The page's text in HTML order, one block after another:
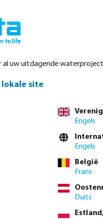
al uw uitdagende
lokale site
Engels
Engels
België
Frans
Duits